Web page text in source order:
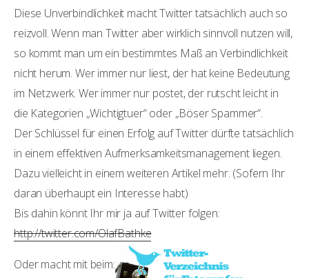
Diese Unverbindlichkeit macht Twitter tatsächlich auch so
reizvoll. Wenn man Twitter aber wirklich sinnvoll nutzen will,
so kommt man um ein bestimmtes Maß an Verbindlichkeit
nicht herum. Wer immer nur liest, der hat keine Bedeutung
im Netzwerk. Wer immer nur postet, der rutscht leicht in
die Kategorien „Wichtigtuer“ oder „Böser Spammer“.
Der Schlüssel für einen Erfolg auf Twitter dürfte tatsächlich
in einem effektiven Aufmerksamkeitsmanagement liegen.
Dazu vielleicht in einem weiteren Artikel mehr. (Sofern Ihr
daran überhaupt ein Interesse habt)
Bis dahin könnt Ihr mir ja auf Twitter folgen:
http://twitter.com/OlafBathke
Oder macht mit beim: